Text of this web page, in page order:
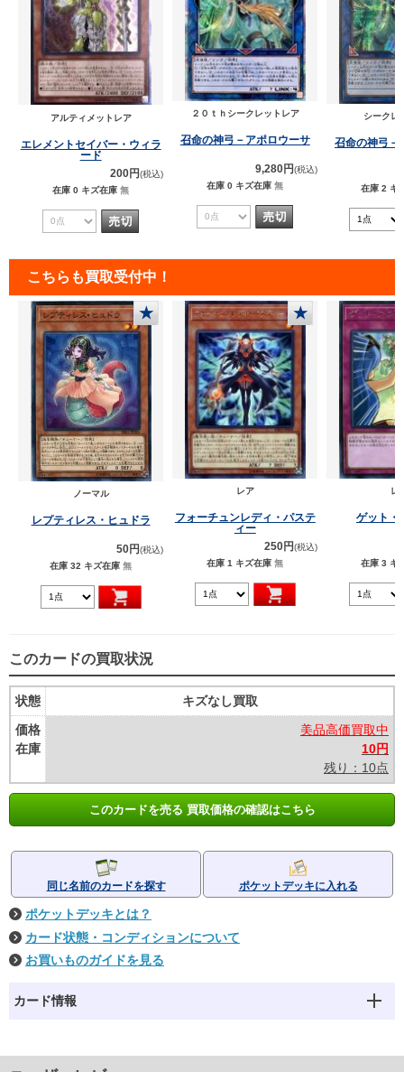
アルティメットレア
エレメントセイバー・ウィラ
ード
200円(税込)
在庫 0 キズ在庫 無
２０ｔｈシークレットレア
召命の神弓－アポロウーサ
9,280円(税込)
在庫 0 キズ在庫 無
シークレ
召命の神弓－
在庫 2 キ
こちらも買取受付中！
★
ノーマル
レプティレス・ヒュドラ
50円(税込)
在庫 32 キズ在庫 無
★
レア
フォーチュンレディ・パステ
ィー
250円(税込)
在庫 1 キズ在庫 無
レ
ゲット・
在庫 3 キ
このカードの買取状況
状態
価格
在庫
キズなし買取
美品高価買取中
10円
残り：10点
このカードを売る 買取価格の確認はこちら
同じ名前のカードを探す ポケットデッキに入れる
ポケットデッキとは？
カード状態・コンディションについて
お買いものガイドを見る
カード情報